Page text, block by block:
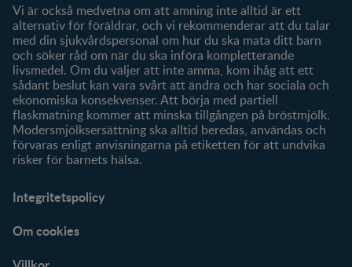
Vi är också medvetna om att amning inte alltid är ett
alternativ för föräldrar, och vi rekommenderar att du talar
med din sjukvårdspersonal om hur du ska mata ditt barn
och söker råd om när du ska införa kompletterande
livsmedel. Om du väljer att inte amma, kom ihåg att ett
sådant beslut kan vara svårt att ändra och har sociala och
ekonomiska konsekvenser. Att börja med partiell
flaskmatning kommer att minska tillgången på bröstmjölk.
Modersmjölksersättning ska alltid beredas, användas och
förvaras enligt anvisningarna på etiketten för att undvika
risker för barnets hälsa.
Integritetspolicy
Om cookies